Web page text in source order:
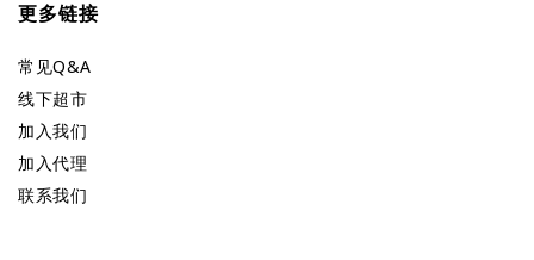
更多链接
常见Q&A
线下超市
加入我们
加入代理
联系我们